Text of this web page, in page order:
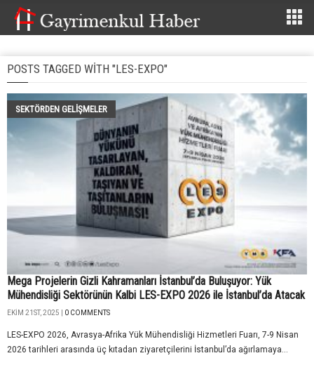
POSTS TAGGED WITH "LES-EXPO"
SEKTÖRDEN GELIŞMELER
Mega Projelerin Gizli Kahramanları İstanbul’da Buluşuyor: Yük
Mühendisliği Sektörünün Kalbi LES-EXPO 2026 ile İstanbul’da Atacak
EKIM 21ST, 2025 | 0 COMMENTS
LES-EXPO 2026, Avrasya-Afrika Yük Mühendisliği Hizmetleri Fuarı, 7-9 Nisan
2026 tarihleri arasında üç kıtadan ziyaretçilerini İstanbul’da ağırlamaya...